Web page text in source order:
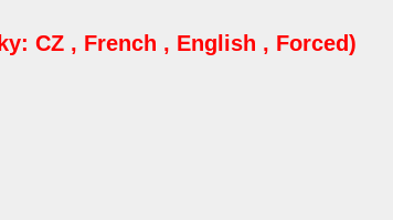
CZ , French , English , Forced)